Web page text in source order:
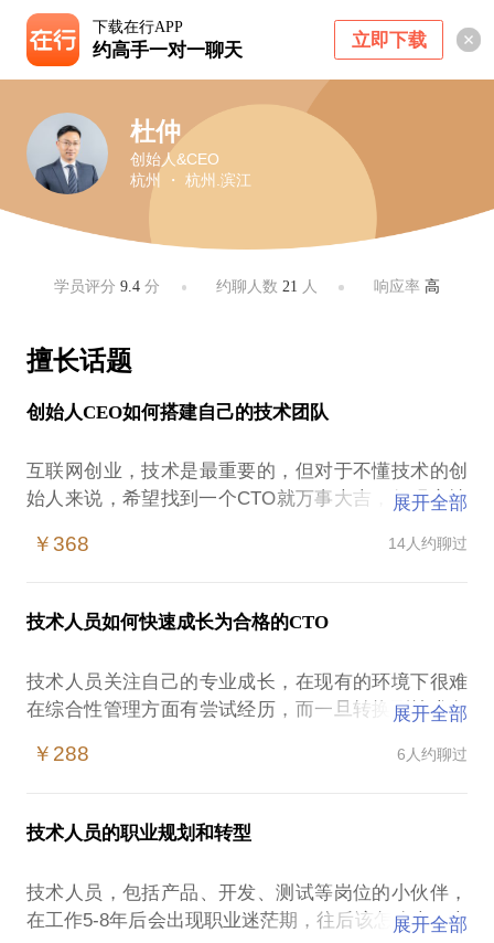
下载在行APP
约高手一对一聊天 立即下载
杜仲
创始人&CEO
杭州 ・ 杭州.滨江
学员评分9.4 分 约聊人数 21 人 响应率 高
擅长话题
创始人CEO如何搭建自己的技术团队
互联网创业，技术是最重要的，但对于不懂技术的创
始人来说，希望找到一个CTO就万事大吉，但现实情
优秀的具备合格CTO潜质的技术人才，为什么要跟你
很多创始人在找技术团队的过程中，花费了太多的时
间和精力，最终因为无人可用项目无法开展，眼睁睁
合格的CTO和技术团队，不仅仅浪费了大量的资金、
资源和时间，还引入了一大堆完全不可控的风险，一
个优秀的技术合伙人和一个合格的技术团队，能帮你
展开全部
￥368 14人约聊过
技术人员如何快速成长为合格的CTO
技术人员关注自己的专业成长，在现有的环境下很难
在综合性管理方面有尝试经历，而一旦转换到技术负
公司的技术负责人，需要担负的责任非常重大，一旦
在这样的情况下，有5年以上经验，想往管理上发展的
技术人员容易遭遇：
走？
想往管理上发展，但仅仅是带领几个技术成员完成项
展开全部
￥288 6人约聊过
技术人员的职业规划和转型
技术人员，包括产品、开发、测试等岗位的小伙伴，
在工作5-8年后会出现职业迷茫期，往后该怎么走？走
展开全部